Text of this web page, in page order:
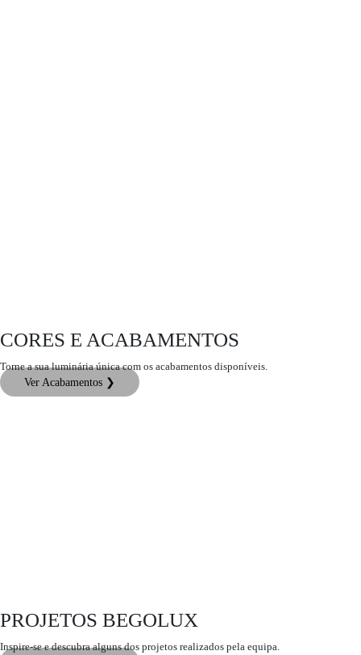
CORES E ACABAMENTOS
Torne a sua luminária única com os acabamentos disponíveis.
Ver Acabamentos ❯
PROJETOS BEGOLUX
Inspire-se e descubra alguns dos projetos realizados pela equipa.